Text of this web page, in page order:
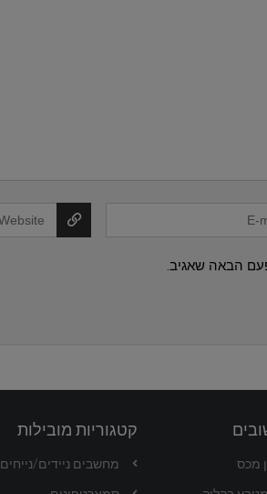
הבאה שאגיב.
מכס
קטגוריות מובילות
מחשבים ניידים/נייחים